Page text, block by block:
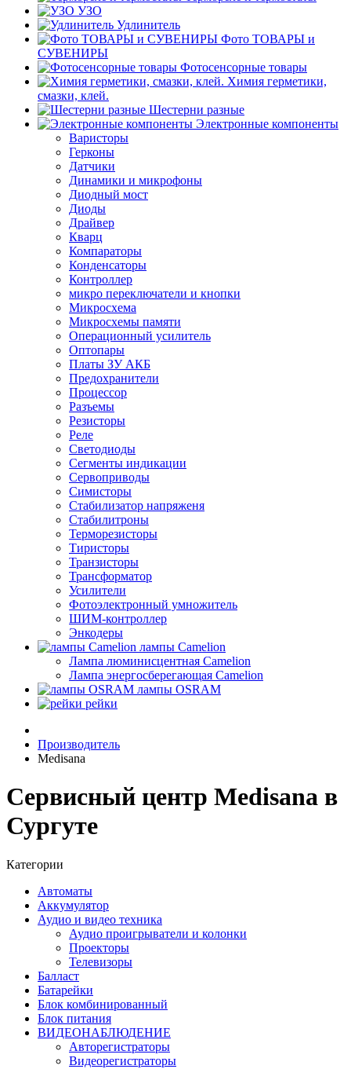
УЗО
Удлинитель
Фото ТОВАРЫ и
СУВЕНИРЫ
Фотосенсорные товары
Химия герметики,
смазки, клей.
Шестерни разные
Электронные компоненты
Варисторы
Герконы
Датчики
Динамики и микрофоны
Диодный мост
Диоды
Драйвер
Кварц
Компараторы
Конденсаторы
Контроллер
микро переключатели и кнопки
Микросхема
Микросхемы памяти
Операционный усилитель
Оптопары
Платы ЗУ АКБ
Предохранители
Процессор
Разъемы
Резисторы
Реле
Светодиоды
Сегменты индикации
Сервоприводы
Симисторы
Стабилизатор напряженя
Стабилитроны
Терморезисторы
Тиристоры
Транзисторы
Трансформатор
Усилители
Фотоэлектронный умножитель
ШИМ-контроллер
Энкодеры
лампы Camelion
Лампа люминисцентная Сamelion
Лампа энергосберегающая Сamelion
лампы OSRAM
рейки
Производитель
Medisana
Сервисный центр Medisana в
Сургуте
Категории
Автоматы
Аккумулятор
Аудио и видео техника
Аудио проигрыватели и колонки
Проекторы
Телевизоры
Балласт
Батарейки
Блок комбинированный
Блок питания
ВИДЕОНАБЛЮДЕНИЕ
Авторегистраторы
Видеорегистраторы